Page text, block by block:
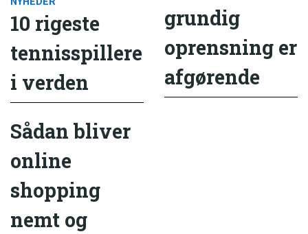
10 rigeste
tennisspillere
i verden
grundig
oprensning er
afgørende
Sådan bliver
online
shopping
nemt og